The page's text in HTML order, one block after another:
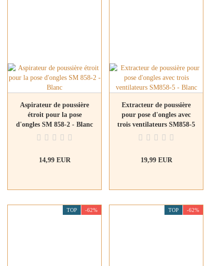
Aspirateur de poussière
étroit pour la pose
d'ongles SM 858-2 - Blanc
14,99 EUR
Extracteur de poussière
pour pose d'ongles avec
trois ventilateurs SM858-5
- Blanc
19,99 EUR
TOP -62% TOP -62%